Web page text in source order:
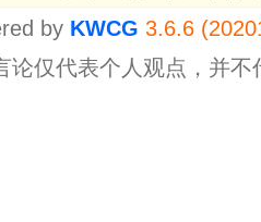
by KWCG 3.6.6
论仅代表个人观点，并